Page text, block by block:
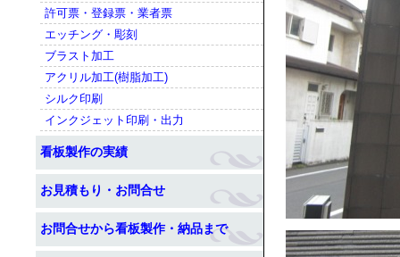
許可票・登録票・業者票
エッチング・彫刻
ブラスト加工
アクリル加工(樹脂加工)
シルク印刷
インクジェット印刷・出力
看板製作の実績
お見積もり・お問合せ
お問合せから看板製作・納品まで